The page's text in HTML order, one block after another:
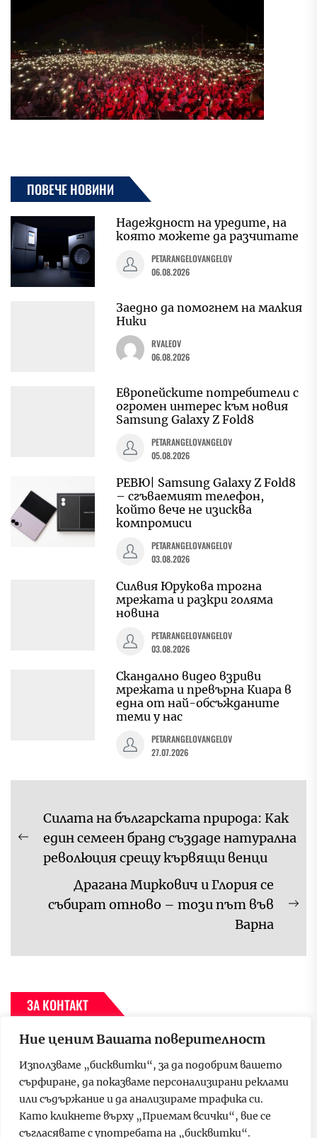
Ние ценим Вашата поверителност
Използваме „бисквитки“, за да подобрим вашето
сърфиране, да показваме персонализирани реклами
или съдържание и да анализираме трафика си.
Като кликнете върху „Приемам всички“, вие се
съгласявате с употребата на „бисквитки“.
ПОВЕЧЕ НОВИНИ
Надеждност на уредите, на
която можете да разчитате
PETARANGELOVANGELOV
06.08.2026
Заедно да помогнем на малкия
Ники
RVALEOV
06.08.2026
Европейските потребители с
огромен интерес към новия
Samsung Galaxy Z Fold8
PETARANGELOVANGELOV
05.08.2026
РЕВЮ| Samsung Galaxy Z Fold8
– сгъваемият телефон,
който вече не изисква
компромиси
PETARANGELOVANGELOV
03.08.2026
Силвия Юрукова трогна
мрежата и разкри голяма
новина
PETARANGELOVANGELOV
03.08.2026
Скандално видео взриви
мрежата и превърна Киара в
една от най-обсъжданите
теми у нас
PETARANGELOVANGELOV
27.07.2026
Навигация
Previous
post:
Силата на българската природа: Как
един семеен бранд създаде натурална
революция срещу кървящи венци
Драгана Миркович и Глория се
събират отново – този път във
Варна
ЗА КОНТАКТ
За да се свържете с нас, моля пишете на имейл адрес –
МВА ПРОГРАМИ